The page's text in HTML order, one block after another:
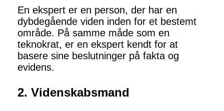
En ekspert er en person, der har en
dybdegående viden inden for et bestemt
område. På samme måde som en
teknokrat, er en ekspert kendt for at
basere sine beslutninger på fakta og
evidens.
2. Videnskabsmand